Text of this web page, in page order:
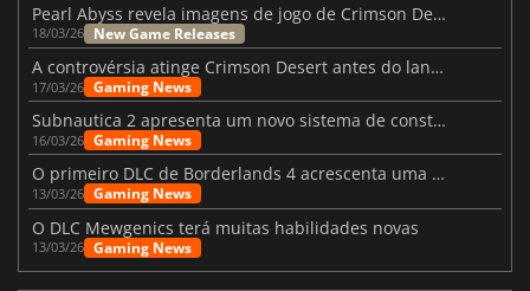
Pearl Abyss revela imagens de jogo de Crimson Desert para a PS5
18/03/26 New Game Releases
A controvérsia atinge Crimson Desert antes do lançamento
17/03/26 Gaming News
Subnautica 2 apresenta um novo sistema de construção de bases
16/03/26 Gaming News
O primeiro DLC de Borderlands 4 acrescenta uma nova personagem e muito mais
13/03/26 Gaming News
O DLC Mewgenics terá muitas habilidades novas
13/03/26 Gaming News